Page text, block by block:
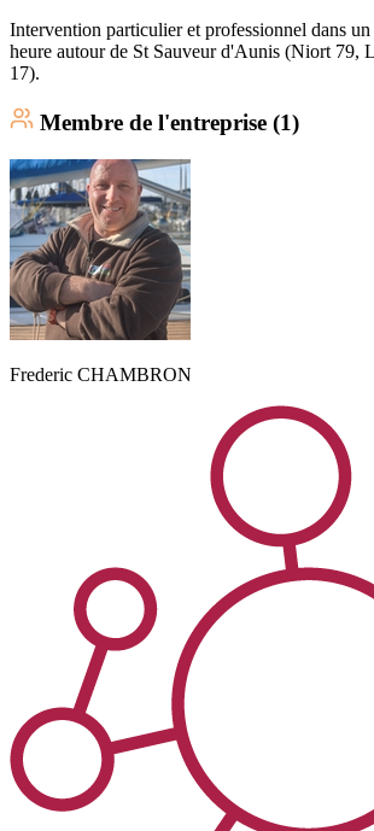
Intervention particulier et professionnel dans
heure autour de St Sauveur d'Aunis (Niort 79,
17).
Membre de l'entreprise (1)
Frederic CHAMBRON